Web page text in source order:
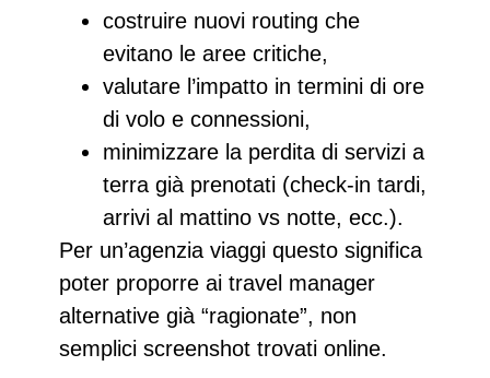
costruire nuovi routing che
evitano le aree critiche,
valutare l’impatto in termini di ore
di volo e connessioni,
minimizzare la perdita di servizi a
terra già prenotati (check‑in tardi,
arrivi al mattino vs notte, ecc.).​​
Per un’agenzia viaggi questo significa
poter proporre ai travel manager
alternative già “ragionate”, non
semplici screenshot trovati online.